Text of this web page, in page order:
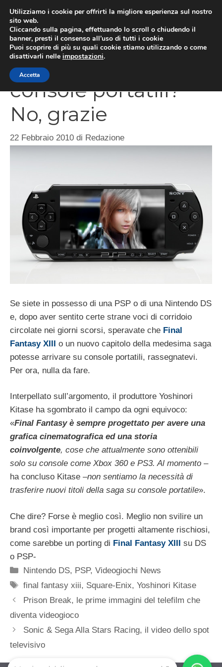
contenuto
Final Fantasy XIII su
console portatili?
No, grazie
22 Febbraio 2010 di Redazione
Se siete in possesso di una PSP o di una Nintendo DS
e, dopo aver sentito certe strane voci di corridoio
circolate nei giorni scorsi, speravate che Final
Fantasy XIII o un nuovo capitolo della medesima saga
potesse arrivare su console portatili, rassegnatevi.
Per ora, nulla da fare.
Interpellato sull’argomento, il produttore Yoshinori
Kitase ha sgombrato il campo da ogni equivoco:
«Final Fantasy è sempre progettato per avere una
grafica cinematografica ed una storia
coinvolgente, cose che attualmente sono ottenibili
solo su console come Xbox 360 e PS3. Al momento –
ha concluso Kitase –non sentiamo la necessità di
trasferire nuovi titoli della saga su console portatile».
Che dire? Forse è meglio così. Meglio non svilire un
brand così importante per progetti altamente rischiosi,
come sarebbe un porting di Final Fantasy XIII su DS
o PSP-
Categorie
Nintendo DS, PSP,Videogiochi News
Tag
final fantasy xiii, Square-Enix,Yoshinori Kitase
Prison Break, le prime immagini del telefilm che
diventa videogioco
Sonic & Sega Alla Stars Racing, il video dello spot
televisivo
Utilizziamo i cookie per offrirti la migliore esperienza sul nostro
sito web.
Cliccando sulla pagina, effettuando lo scroll o chiudendo il
banner, presti il consenso all’uso di tutti i cookie
Puoi scoprire di più su quali cookie stiamo utilizzando o come
disattivarli nelle impostazioni.
Accetta